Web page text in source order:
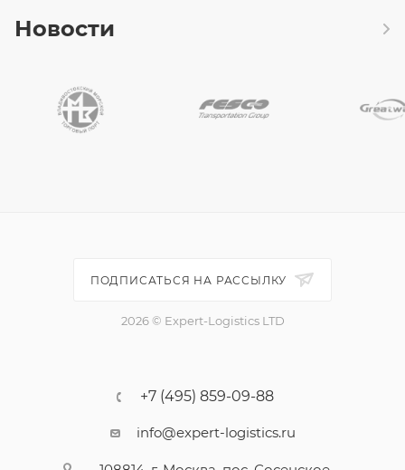
Новости
ПОДПИСАТЬСЯ НА РАССЫЛКУ
2026 © Expert-Logistics LTD
+7 (495) 859-09-88
info@expert-logistics.ru